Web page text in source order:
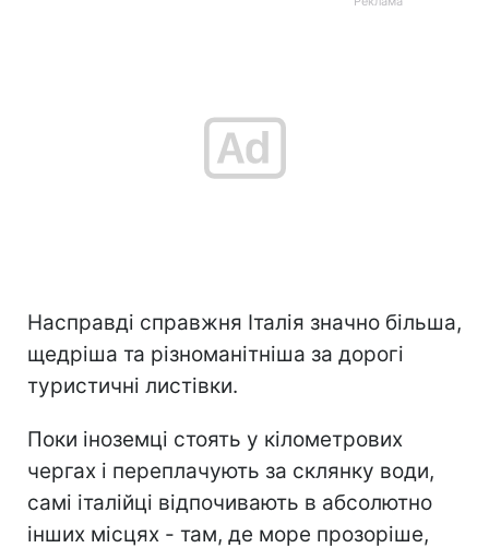
Насправді справжня Італія значно більша,
щедріша та різноманітніша за дорогі
туристичні листівки.
Поки іноземці стоять у кілометрових
чергах і переплачують за склянку води,
самі італійці відпочивають в абсолютно
інших місцях - там, де море прозоріше,